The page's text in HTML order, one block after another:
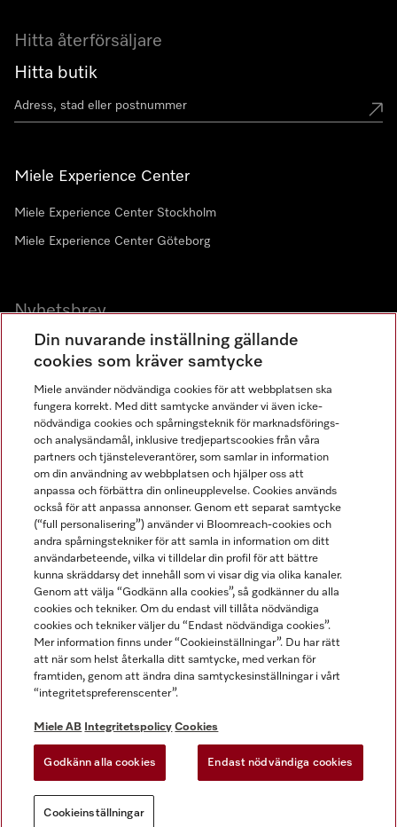
Hitta återförsäljare
Hitta butik
Miele Experience Center
Miele Experience Center Stockholm
Miele Experience Center Göteborg
Nyhetsbrev
Gå med i vår gemenskap
Miele AB
Allmänna villkor
Användarvillkor
Miele tillgänglighetsförklaring
Lagen om digitala tjänster
Miele på LinkedIn
Miele på Facebook
Miele på Instagram
Miele på Youtube
Din nuvarande inställning gällande
cookies som kräver samtycke
Miele använder nödvändiga cookies för att webbplatsen ska
fungera korrekt. Med ditt samtycke använder vi även icke-
nödvändiga cookies och spårningsteknik för marknadsförings-
och analysändamål, inklusive tredjepartscookies från våra
partners och tjänsteleverantörer, som samlar in information
om din användning av webbplatsen och hjälper oss att
anpassa och förbättra din onlineupplevelse. Cookies används
också för att anpassa annonser. Genom ett separat samtycke
(“full personalisering”) använder vi Bloomreach-cookies och
andra spårningstekniker för att samla in information om ditt
användarbeteende, vilka vi tilldelar din profil för att bättre
kunna skräddarsy det innehåll som vi visar dig via olika kanaler.
Genom att välja “Godkänn alla cookies”, så godkänner du alla
cookies och tekniker. Om du endast vill tillåta nödvändiga
cookies och tekniker väljer du “Endast nödvändiga cookies”.
Mer information finns under “Cookieinställningar”. Du har rätt
att när som helst återkalla ditt samtycke, med verkan för
framtiden, genom att ändra dina samtyckesinställningar i vårt
“integritetspreferenscenter”.
Miele AB Integritetspolicy Cookies
Godkänn alla cookies Endast nödvändiga cookies
Cookieinställningar